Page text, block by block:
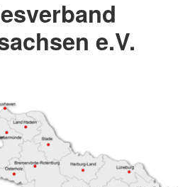
e.V.